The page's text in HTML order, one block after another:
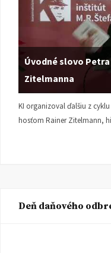
Úvodné slovo
Zitelmanna
KI organizoval ďalšiu z
hosťom Rainer Zitelmann,
Deň daňového